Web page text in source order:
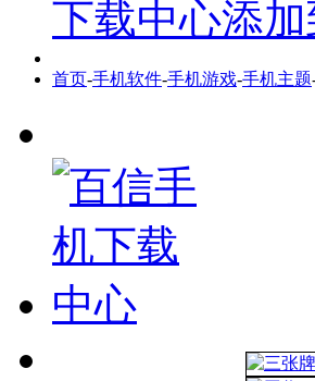
下载中心添
首页-手机软件-手机游戏-手机主题